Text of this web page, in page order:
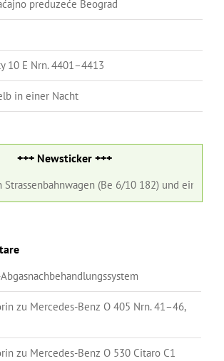
preduzeće Beograd
10 E Nrn. 4401–4413
in einer Nacht
+++ Newsticker +++
(Be 6/10 182) und ein
Abgasnachbehandlungssystem
zu Mercedes-Benz O 405 Nrn. 41–46,
zu Mercedes-Benz O 530 Citaro C1